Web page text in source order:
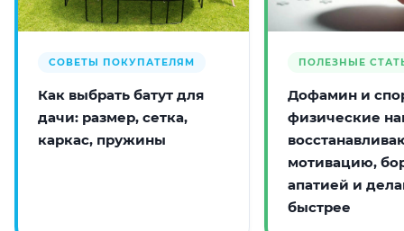
СОВЕТЫ ПОКУПАТЕЛЯМ
Как выбрать батут для
дачи: размер, сетка,
каркас, пружины
ПОЛЕЗНЫЕ
Дофамин и
физические
мотивацию,
апатией и
быстрее